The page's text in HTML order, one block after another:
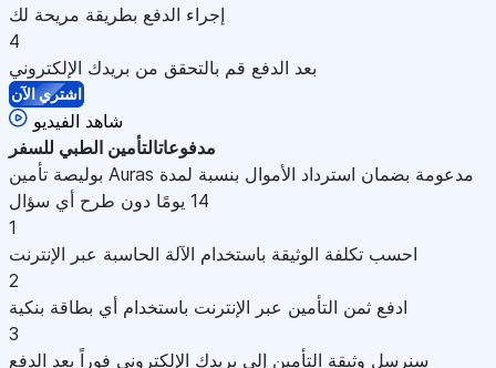
إجراء الدفع بطريقة مريحة لك
4
بعد الدفع قم بالتحقق من بريدك الإلكتروني
اشتري الآن
شاهد الفيديو
مدفوعاتالتأمين الطبي للسفر
بوليصة تأمين Auras مدعومة بضمان استرداد الأموال بنسبة لمدة
14 يومًا دون طرح أي سؤال
1
احسب تكلفة الوثيقة باستخدام الآلة الحاسبة عبر الإنترنت
2
ادفع ثمن التأمين عبر الإنترنت باستخدام أي بطاقة بنكية
3
سنرسل وثيقة التأمين إلى بريدك الإلكتروني فوراً بعد الدفع